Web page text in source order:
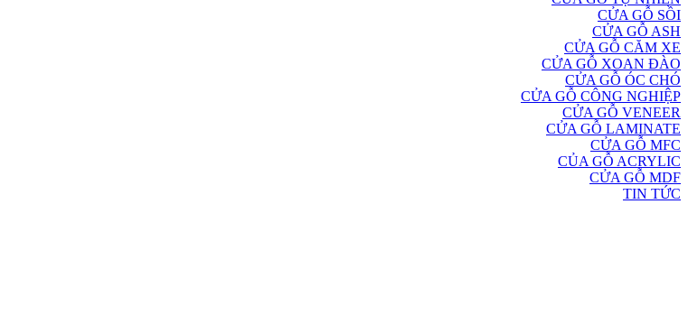
CỬA GỖ SỒI
CỬA GỖ ASH
CỬA GỖ CĂM XE
CỬA GỖ XOAN ĐÀO
CỬA GỖ ÓC CHÓ
CỬA GỖ CÔNG NGHIỆP
CỬA GỖ VENEER
CỬA GỖ LAMINATE
CỬA GỖ MFC
CỦA GỖ ACRYLIC
CỬA GỖ MDF
TIN TỨC